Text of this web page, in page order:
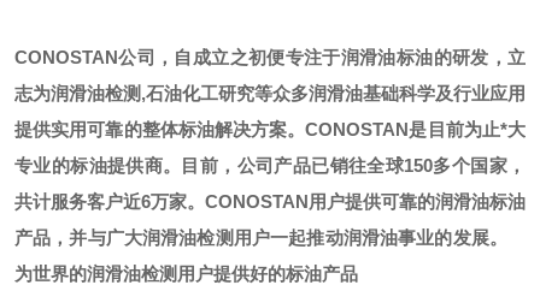
CONOSTAN公司，自成立之初便专注于润滑油标油的研发，立
志为润滑油检测,石油化工研究等众多润滑油基础科学及行业应用
提供实用可靠的整体标油解决方案。CONOSTAN是目前为止*大
专业的标油提供商。
目前，公司产品已销往全球150多个国家，
共计服务客户近6万家。CONOSTAN用户提供可靠的润滑油标油
产品，并与广大润滑油检测用户一起推动润滑油事业的发展。
为世界的润滑油检测用户提供好的标油产品